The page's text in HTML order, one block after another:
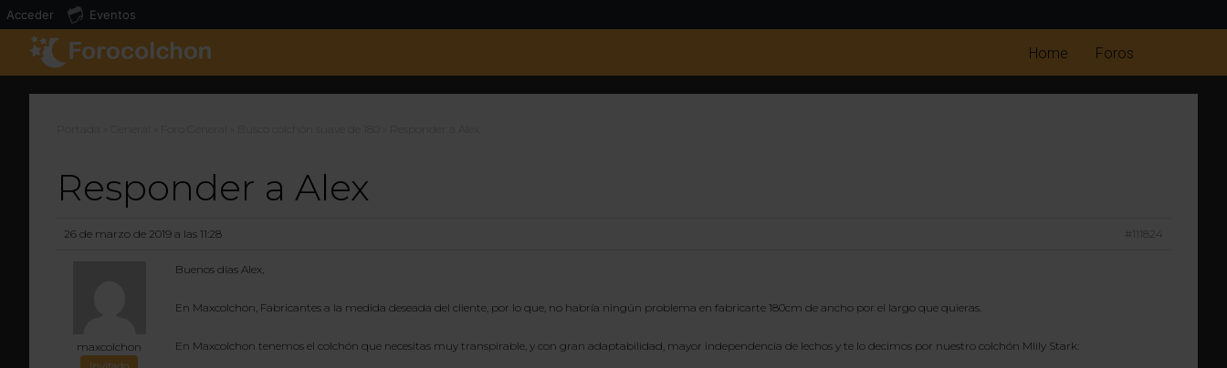
Home Foros
Responder a Alex
26 de marzo de 2019 a las 11:28 #111824
maxcolchon
Buenos días Alex,
En Maxcolchon, Fabricantes a la medida deseada del cliente, por lo que, no habría ningún problema en fabricarte 180cm de ancho por el largo que quieras.
En Maxcolchon tenemos el colchón que necesitas muy transpirable, y con gran adaptabilidad, mayor independencia de lechos y te lo decimos por nuestro colchón Mlily Stark:
Acceder Eventos